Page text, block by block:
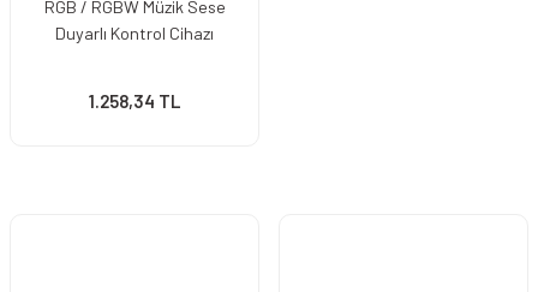
RGB / RGBW Müzik Sese
Duyarlı Kontrol Cihazı
1.258,34 TL